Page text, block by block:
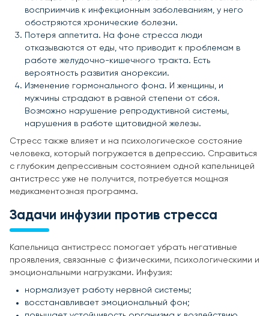
восприимчив к инфекционным заболеваниям, у него
обостряются хронические болезни.
Потеря аппетита. На фоне стресса люди
отказываются от еды, что приводит к проблемам в
работе желудочно-кишечного тракта. Есть
вероятность развития анорексии.
Изменение гормонального фона. И женщины, и
мужчины страдают в равной степени от сбоя.
Возможно нарушение репродуктивной системы,
нарушения в работе щитовидной железы.
Стресс также влияет и на психологическое состояние
человека, который погружается в депрессию. Справиться
с глубоким депрессивным состоянием одной капельницей
антистресс уже не получится, потребуется мощная
медикаментозная программа.
Задачи инфузии против стресса
Капельница антистресс помогает убрать негативные
проявления, связанные с физическими, психологическими и
эмоциональными нагрузками. Инфузия:
нормализует работу нервной системы;
восстанавливает эмоциональный фон;